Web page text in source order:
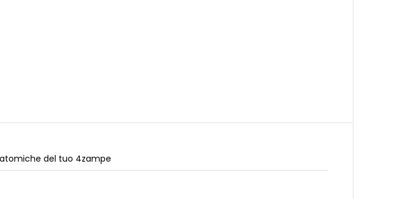
del tuo 4zampe